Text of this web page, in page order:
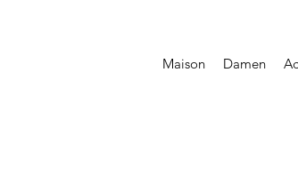
Maison Damen